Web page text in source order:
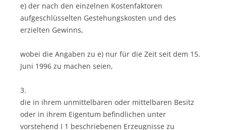
e) der nach den einzelnen Kostenfaktoren
aufgeschlüsselten Gestehungskosten und des
erzielten Gewinns,
wobei die Angaben zu e) nur für die Zeit seit dem 15.
Juni 1996 zu machen seien,
3.
die in ihrem unmittelbaren oder mittelbaren Besitz
oder in ihrem Eigentum befindlichen unter
vorstehend I 1 beschriebenen Erzeugnisse zu